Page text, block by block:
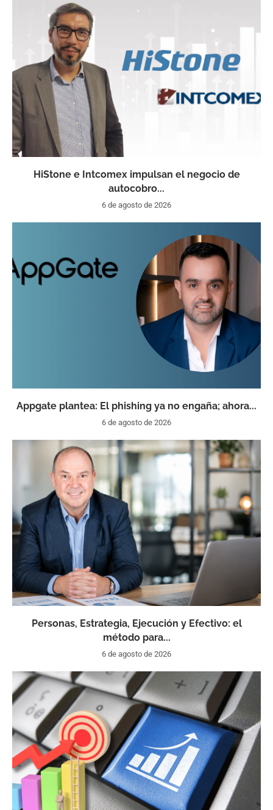
HiStone e Intcomex impulsan el negocio de
autocobro...
6 de agosto de 2026
Appgate plantea: El phishing ya no engaña; ahora...
6 de agosto de 2026
Personas, Estrategia, Ejecución y Efectivo: el
método para...
6 de agosto de 2026